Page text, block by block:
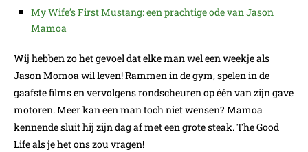
My Wife’s First Mustang: een prachtige ode van Jason
Mamoa
Wij hebben zo het gevoel dat elke man wel een weekje als
Jason Momoa wil leven! Rammen in de gym, spelen in de
gaafste films en vervolgens rondscheuren op één van zijn gave
motoren. Meer kan een man toch niet wensen? Mamoa
kennende sluit hij zijn dag af met een grote steak. The Good
Life als je het ons zou vragen!